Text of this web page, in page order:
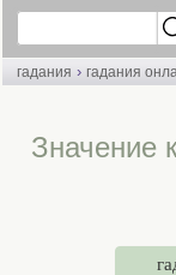
гадания › гадания
Значение